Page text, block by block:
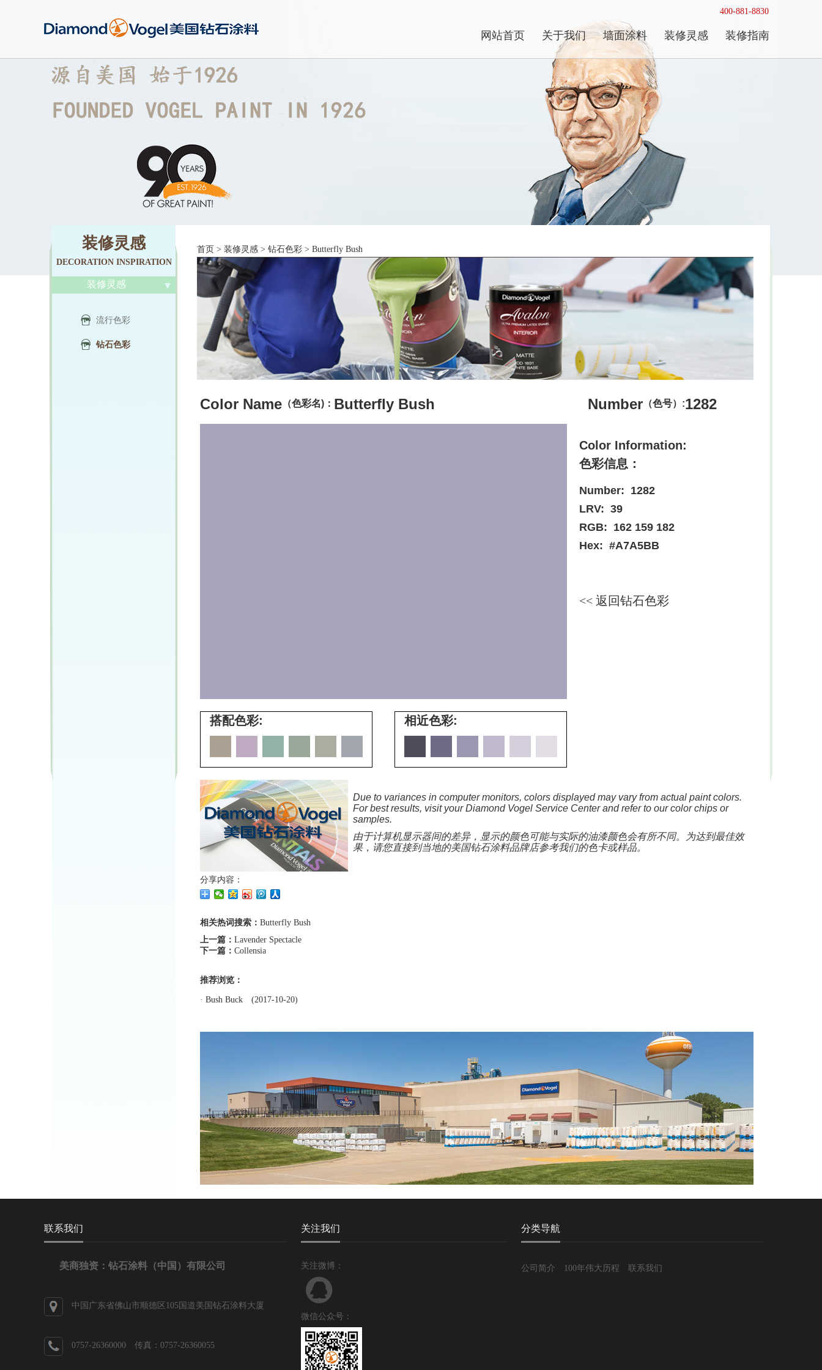
400-881-8830
网站首页 关于我们 墙面涂料 装修灵感 装修指南
装修灵感
DECORATION INSPIRATION
装修灵感
流行色彩
钻石色彩
首页 > 装修灵感 > 钻石色彩 > Butterfly Bush
Color Name （色彩名)： Butterfly Bush Number （色号）:1282
搭配色彩: 相近色彩:
Color Information:
色彩信息：
Number: 1282
LRV: 39
RGB: 162 159 182
Hex: #A7A5BB
<< 返回钻石色彩
Due to variances in computer monitors, colors displayed may vary from actual paint colors.
For best results, visit your Diamond Vogel Service Center and refer to our color chips or
samples.
由于计算机显示器间的差异，显示的颜色可能与实际的油漆颜色会有所不同。为达到最佳效
果，请您直接到当地的美国钻石涂料品牌店参考我们的色卡或样品。
分享内容：
相关热词搜索： Butterfly Bush
上一篇： Lavender Spectacle
下一篇： Collensia
推荐浏览：
· Bush Buck (2017-10-20)
联系我们
美商独资：钻石涂料（中国）有限公司
中国广东省佛山市顺德区105国道美国钻石涂料大厦
0757-26360000 传真：0757-26360055
关注我们
关注微博：
微信公众号：
分类导航
公司简介 100年伟大历程 联系我们